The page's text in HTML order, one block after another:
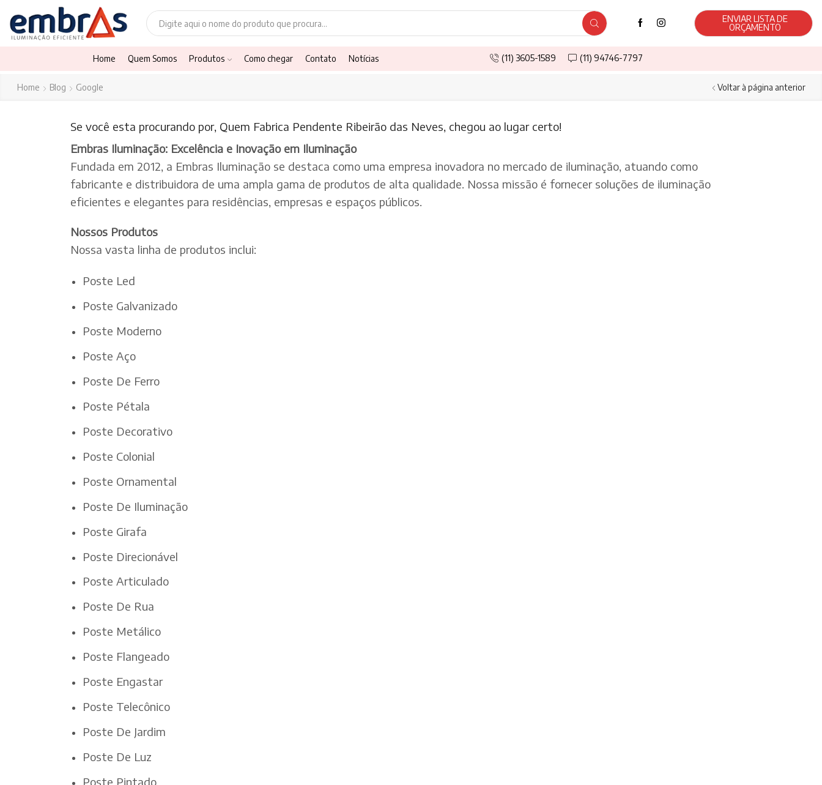
ENVIAR LISTA DE
ORÇAMENTO
Home Quem Somos Produtos Como chegar Contato Notícias (11) 3605-1589 (11) 94746-7797
Voltar à página anterior
Home Blog Google
Se você esta procurando por, Quem Fabrica Pendente Ribeirão das Neves, chegou ao lugar certo!
Embras Iluminação: Excelência e Inovação em Iluminação
Fundada em 2012, a Embras Iluminação se destaca como uma empresa inovadora no mercado de iluminação, atuando como
fabricante e distribuidora de uma ampla gama de produtos de alta qualidade. Nossa missão é fornecer soluções de iluminação
eficientes e elegantes para residências, empresas e espaços públicos.
Nossos Produtos
Nossa vasta linha de produtos inclui:
Poste Led
Poste Galvanizado
Poste Moderno
Poste Aço
Poste De Ferro
Poste Pétala
Poste Decorativo
Poste Colonial
Poste Ornamental
Poste De Iluminação
Poste Girafa
Poste Direcionável
Poste Articulado
Poste De Rua
Poste Metálico
Poste Flangeado
Poste Engastar
Poste Telecônico
Poste De Jardim
Poste De Luz
Poste Pintado